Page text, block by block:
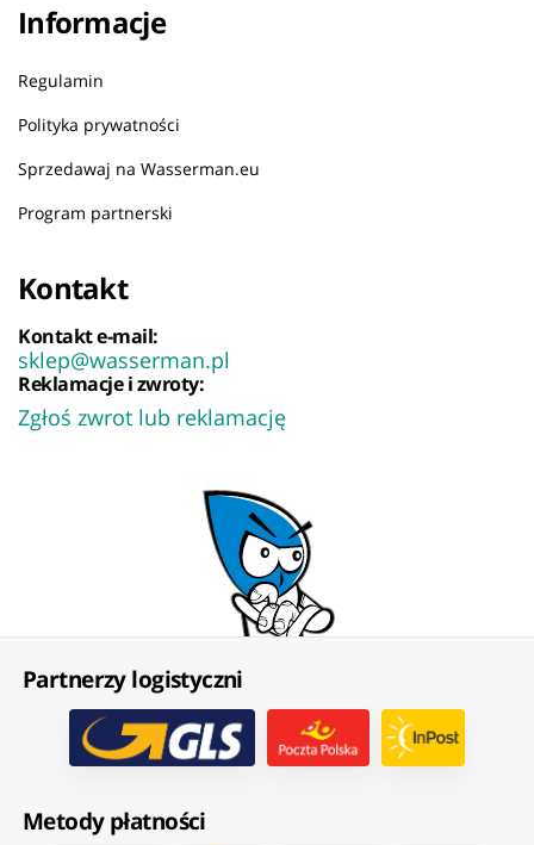
Informacje
Regulamin
Polityka prywatności
Sprzedawaj na Wasserman.eu
Program partnerski
Kontakt
Kontakt e-mail:
sklep@wasserman.pl
Reklamacje i zwroty:
Zgłoś zwrot lub reklamację
Partnerzy logistyczni
Metody płatności